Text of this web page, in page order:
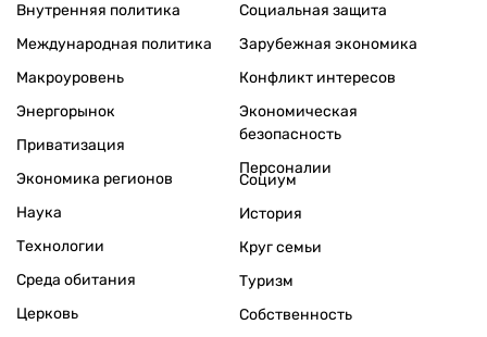
Внутренняя политика
Международная политика
Макроуровень
Энергорынок
Приватизация
Экономика регионов
Социальная защита
Зарубежная экономика
Конфликт интересов
Экономическая
безопасность
Персоналии
Наука
Технологии
Среда обитания
Церковь
Социум
История
Круг семьи
Туризм
Собственность